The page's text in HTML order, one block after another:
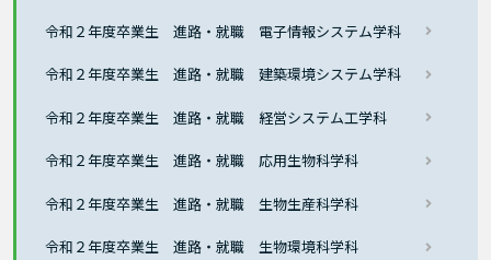
令和２年度卒業生 進路・就職 電子情報システム学科
令和２年度卒業生 進路・就職 建築環境システム学科
令和２年度卒業生 進路・就職 経営システム工学科
令和２年度卒業生 進路・就職 応用生物科学科
令和２年度卒業生 進路・就職 生物生産科学科
令和２年度卒業生 進路・就職 生物環境科学科